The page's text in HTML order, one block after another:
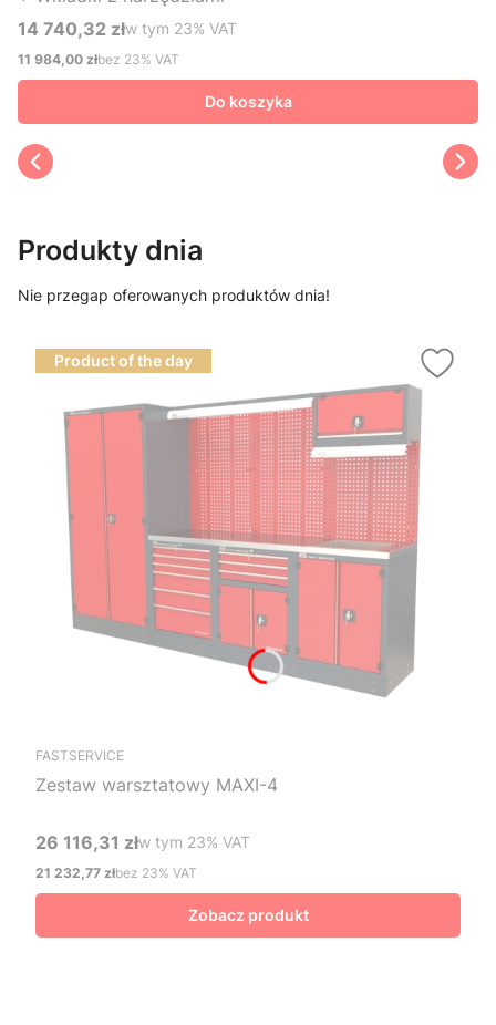
Cena brutto
14 740,32 złw tym %s VAT
w tym 23% VAT
Cena netto
11 984,00 złbez 23% VAT
Do koszyka
Produkty dnia
Nie przegap oferowanych produktów dnia!
Product of the day
FASTSERVICE
Zestaw warsztatowy MAXI-4
Cena brutto
26 116,31 złw tym %s VAT
w tym 23% VAT
Cena netto
21 232,77 złbez 23% VAT
Zobacz produkt